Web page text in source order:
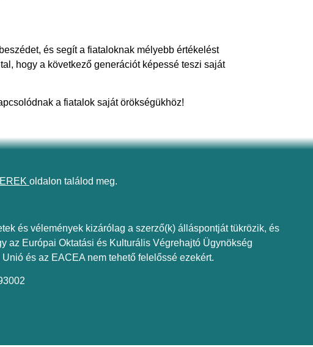
és segít a fiataloknak mélyebb értékelést
hogy a következő generációt képessé teszi saját
a fiatalok saját örökségükhöz!
oldalon találod meg.
és vélemények kizárólag a szerző(k) álláspontját tükrözik, és
az Európai Oktatási és Kulturális Végrehajtó Ügynökség
és az EACEA nem tehető felelőssé ezekért.